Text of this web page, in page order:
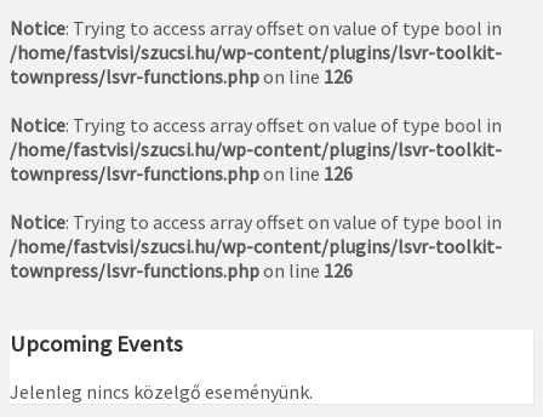
Notice: Trying to access array offset on value of type bool in
/home/fastvisi/szucsi.hu/wp-content/plugins/lsvr-toolkit-
townpress/lsvr-functions.phpon line 126
Notice: Trying to access array offset on value of type bool in
/home/fastvisi/szucsi.hu/wp-content/plugins/lsvr-toolkit-
townpress/lsvr-functions.phpon line 126
Notice: Trying to access array offset on value of type bool in
/home/fastvisi/szucsi.hu/wp-content/plugins/lsvr-toolkit-
townpress/lsvr-functions.phpon line 126
Upcoming Events
Jelenleg nincs közelgő eseményünk.